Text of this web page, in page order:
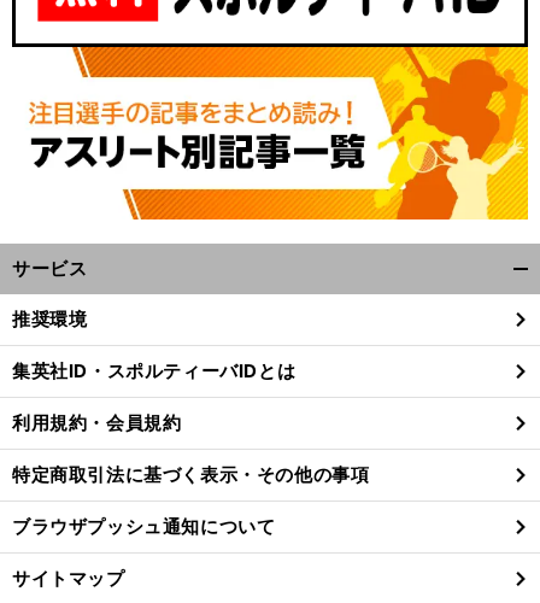
卓
。
、
サービス
閉
る
推奨環境
集英社ID・スポルティーバIDとは
利用規約・会員規約
特定商取引法に基づく表示・その他の事項
ブラウザプッシュ通知について
サイトマップ